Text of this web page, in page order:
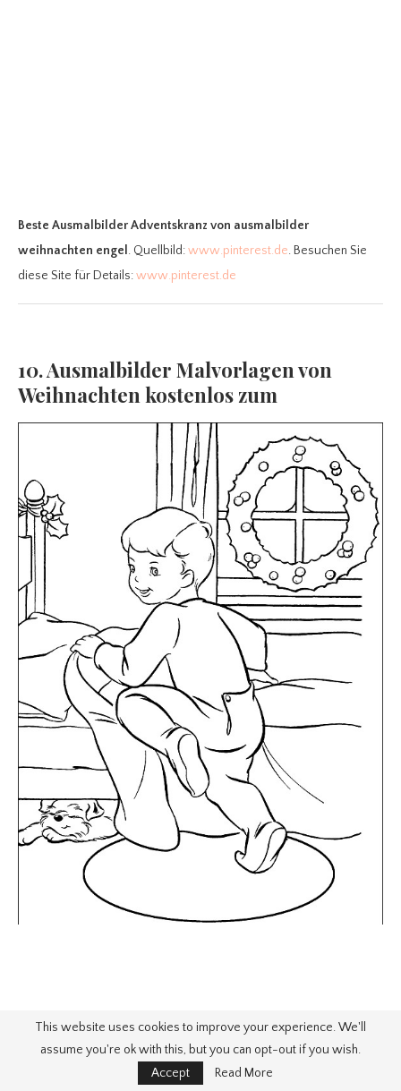
Beste Ausmalbilder Adventskranz von ausmalbilder
weihnachten engel . Quellbild:www.pinterest.de. Besuchen Sie
diese Site für Details:www.pinterest.de
10. Ausmalbilder Malvorlagen von
Weihnachten kostenlos zum
This website uses cookies to improve your experience. We'll
assume you're ok with this, but you can opt-out if you wish.
Accept
Read More